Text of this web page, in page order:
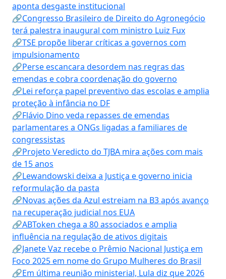
aponta desgaste institucional
🔗Congresso Brasileiro de Direito do Agronegócio
terá palestra inaugural com ministro Luiz Fux
🔗TSE propõe liberar críticas a governos com
impulsionamento
🔗Perse escancara desordem nas regras das
emendas e cobra coordenação do governo
🔗Lei reforça papel preventivo das escolas e amplia
proteção à infância no DF
🔗Flávio Dino veda repasses de emendas
parlamentares a ONGs ligadas a familiares de
congressistas
🔗Projeto Veredicto do TJBA mira ações com mais
de 15 anos
🔗Lewandowski deixa a Justiça e governo inicia
reformulação da pasta
🔗Novas ações da Azul estreiam na B3 após avanço
na recuperação judicial nos EUA
🔗ABToken chega a 80 associados e amplia
influência na regulação de ativos digitais
🔗Janete Vaz recebe o Prêmio Nacional Justiça em
Foco 2025 em nome do Grupo Mulheres do Brasil
🔗Em última reunião ministerial, Lula diz que 2026